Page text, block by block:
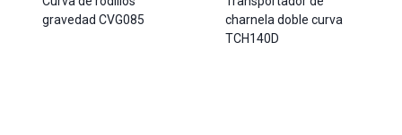
gravedad CVG085
charnela doble curva
TCH140D